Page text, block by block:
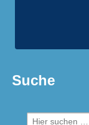
Suche
Suche